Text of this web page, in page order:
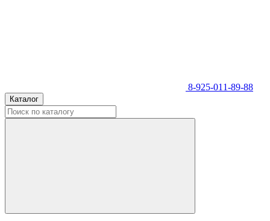
8-925-011-89-88
Каталог